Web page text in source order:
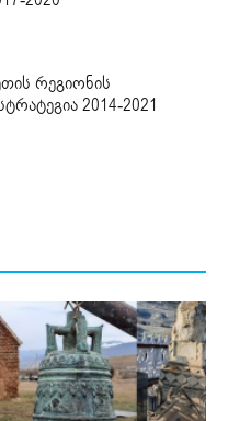
რეგიონის
2014-2021